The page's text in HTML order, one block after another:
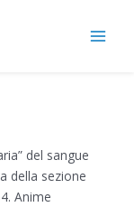
del sangue
della sezione
Anime